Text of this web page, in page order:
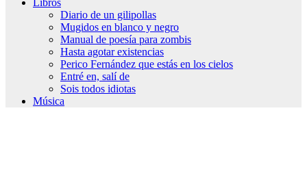
Diario de un gilipollas
Mugidos en blanco y negro
Manual de poesía para zombis
Hasta agotar existencias
Perico Fernández que estás en los cielos
Entré en, salí de
Sois todos idiotas
Música